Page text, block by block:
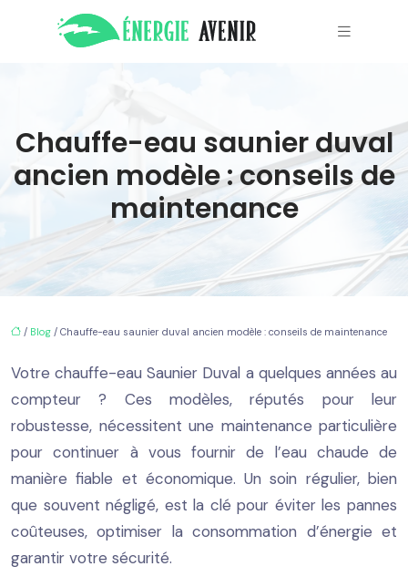
Chauffe-eau saunier duval
ancien modèle : conseils de
maintenance
/ Blog / Chauffe-eau saunier duval ancien modèle : conseils de maintenance
Votre chauffe-eau Saunier Duval a quelques années au
compteur ? Ces modèles, réputés pour leur
robustesse, nécessitent une maintenance particulière
pour continuer à vous fournir de l’eau chaude de
manière fiable et économique. Un soin régulier, bien
que souvent négligé, est la clé pour éviter les pannes
coûteuses, optimiser la consommation d’énergie et
garantir votre sécurité.